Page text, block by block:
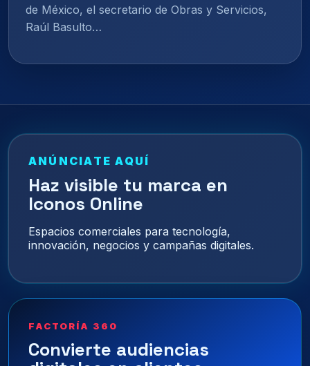
de México, el secretario de Obras y Servicios,
Raúl Basulto…
ANÚNCIATE AQUÍ
Haz visible tu marca en
Iconos Online
Espacios comerciales para tecnología,
innovación, negocios y campañas digitales.
FACTORÍA 360
Convierte audiencias